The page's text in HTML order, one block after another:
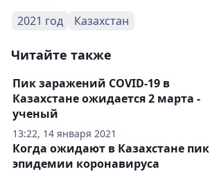
2021 год Казахстан
Читайте также
13:22, 14 января 2021
Пик заражений COVID-19 в
Казахстане ожидается 2 марта -
ученый
Когда ожидают в Казахстане пик
эпидемии коронавируса